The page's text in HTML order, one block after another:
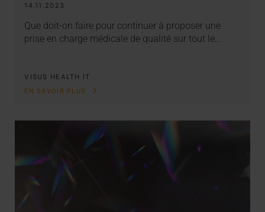
14.11.2023
Que doit-on faire pour continuer à proposer une
prise en charge médicale de qualité sur tout le…
VISUS HEALTH IT
EN SAVOIR PLUS